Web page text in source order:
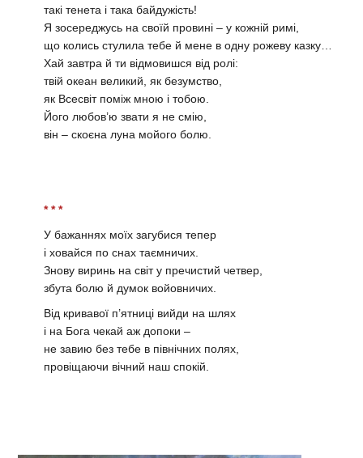
такі тенета і така байдужість!
Я зосереджусь на своїй провині – у кожній римі,
що колись стулила тебе й мене в одну рожеву казку…
Хай завтра й ти відмовишся від ролі:
твій океан великий, як безумство,
як Всесвіт поміж мною і тобою.
Його любов’ю звати я не смію,
він – скоєна луна мойого болю.
* * *
У бажаннях моїх загубися тепер
і ховайся по снах таємничих.
Знову виринь на світ у пречистий четвер,
збута болю й думок войовничих.
Від кривавої п’ятниці вийди на шлях
і на Бога чекай аж допоки –
не завию без тебе в північних полях,
провіщаючи вічний наш спокій.